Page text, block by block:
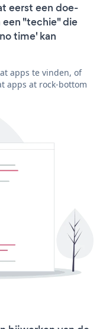
eerst een doe-
"techie" die
time' kan
apps te vinden, of
apps at rock-bottom